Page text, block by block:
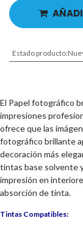
Estado producto:
El Papel fotográfico
impresiones
ofrece que las
fotográfico brillante
decoración más
tintas base solvente
impresión en
absorción de tinta.
Tintas Compatibles: